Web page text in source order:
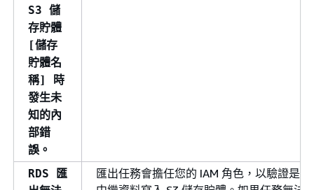
S3 儲
存貯體
[儲存
貯體名
稱] 時
發生未
知的內
部錯
誤。
RDS 匯
匯出任務會擔任您的 IAM 角色，以驗證是